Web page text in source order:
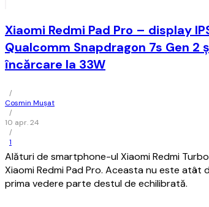
Xiaomi Redmi Pad Pro – display
Qualcomm Snapdragon 7s Gen 2
încărcare la 33W
/
Cosmin Mușat
/
10 apr. 24
/
1
Alături de smartphone-ul Xiaomi Redmi
Xiaomi Redmi Pad Pro. Aceasta nu este
prima vedere parte destul de echilibrată.